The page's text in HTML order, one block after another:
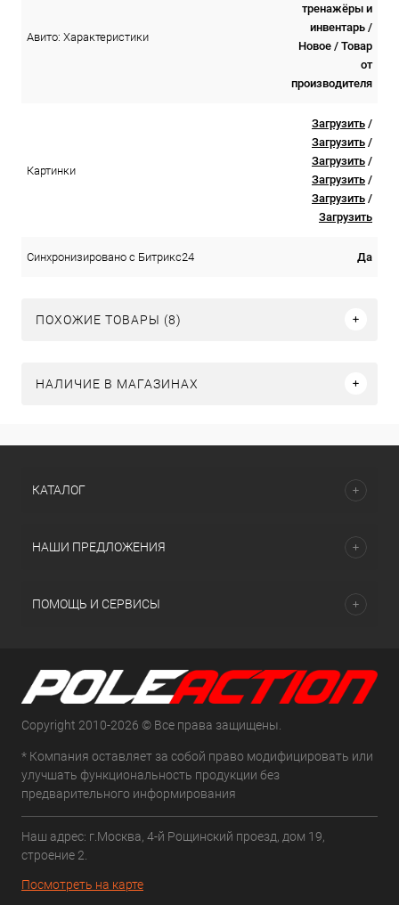
Авито: Характеристики
тренажёры и
инвентарь /
Новое / Товар
от
производителя
Картинки
Загрузить /
Загрузить /
Загрузить /
Загрузить /
Загрузить /
Загрузить
Синхронизировано с Битрикс24 Да
ПОХОЖИЕ ТОВАРЫ (8)
НАЛИЧИЕ В МАГАЗИНАХ
КАТАЛОГ
НАШИ ПРЕДЛОЖЕНИЯ
ПОМОЩЬ И СЕРВИСЫ
Copyright 2010-2026 © Все права защищены.
* Компания оставляет за собой право модифицировать или
улучшать функциональность продукции без
предварительного информирования
Наш адрес: г.Москва, 4-й Рощинский проезд, дом 19,
строение 2.
Посмотреть на карте